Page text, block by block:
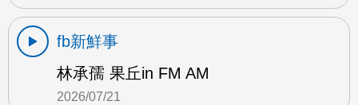
fb新鮮事
林承孺 果丘in FM AM
2026/07/21